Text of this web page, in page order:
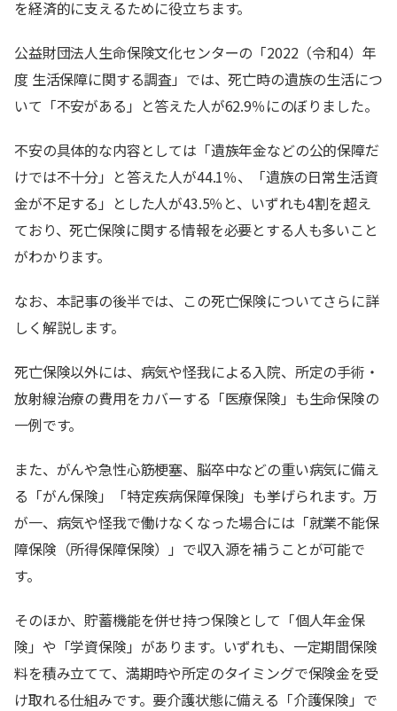
を経済的に支えるために役立ちます。
公益財団法人生命保険文化センターの「2022（令和4）年
度 生活保障に関する調査」では、死亡時の遺族の生活につ
いて「不安がある」と答えた人が62.9％にのぼりました。
不安の具体的な内容としては「遺族年金などの公的保障だ
けでは不十分」と答えた人が44.1％、「遺族の日常生活資
金が不足する」とした人が43.5％と、いずれも4割を超え
ており、死亡保険に関する情報を必要とする人も多いこと
がわかります。
なお、本記事の後半では、この死亡保険についてさらに詳
しく解説します。
死亡保険以外には、病気や怪我による入院、所定の手術・
放射線治療の費用をカバーする「医療保険」も生命保険の
一例です。
また、がんや急性心筋梗塞、脳卒中などの重い病気に備え
る「がん保険」「特定疾病保障保険」も挙げられます。万
が一、病気や怪我で働けなくなった場合には「就業不能保
障保険（所得保障保険）」で収入源を補うことが可能で
す。
そのほか、貯蓄機能を併せ持つ保険として「個人年金保
険」や「学資保険」があります。いずれも、一定期間保険
料を積み立てて、満期時や所定のタイミングで保険金を受
け取れる仕組みです。要介護状態に備える「介護保険」で